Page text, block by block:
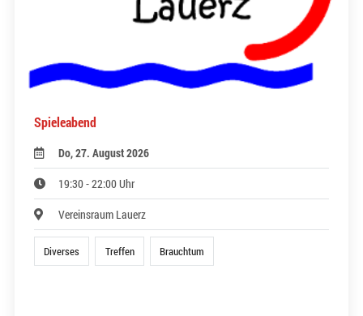
Spieleabend
Do, 27. August 2026
19:30 - 22:00 Uhr
Vereinsraum Lauerz
Diverses Treffen Brauchtum